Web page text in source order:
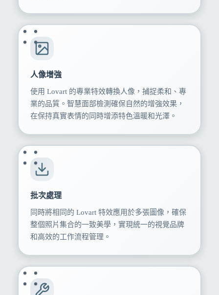
人像增強
使用 Lovart 的專業特效轉換人像，捕捉柔和、專
業的品質。智慧面部檢測確保自然的增強效果，
在保持真實表情的同時增添特色溫暖和光澤。
批次處理
同時將相同的 Lovart 特效應用於多張圖像，確保
整個照片集合的一致美學，實現統一的視覺品牌
和高效的工作流程管理。